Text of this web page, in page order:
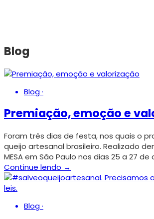
Blog
Blog·
Premiação, emoção e
Foram três dias de festa, nos quais o
queijo artesanal brasileiro. Realizado
MESA em São Paulo nos dias 25 a 27
Continue lendo →
Blog·